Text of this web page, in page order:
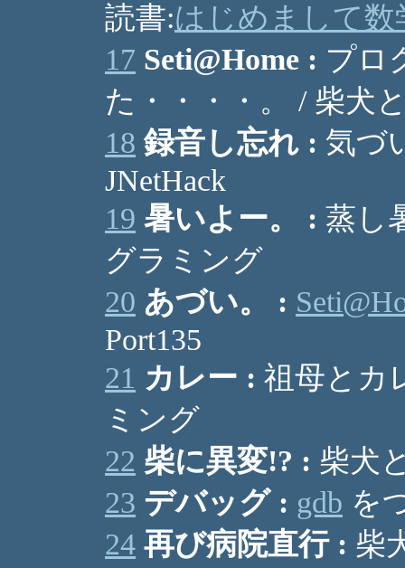
読書:はじめまして数
17 Seti@Home : プロ
た・・・・。 / 柴犬
18 録音し忘れ : 気づ
JNetHack
19 暑いよー。 : 蒸し
グラミング
20 あづい。 :
Port135
21 カレー : 祖母とカ
ミング
22 柴に異変!? : 柴犬
23 デバッグ : gdb を
24 再び病院直行 : 柴